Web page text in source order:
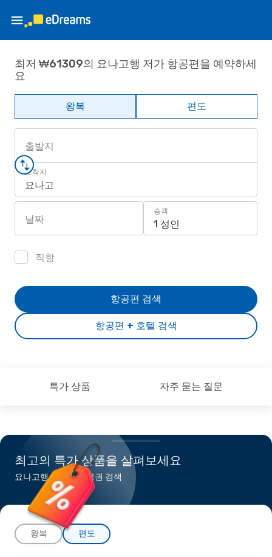
최저 ₩61309의 요나고행 저가 항공편을 예약하세
요
왕복 편도
출발지
도착지
요나고
날짜
승객
1 성인
직항
항공편 + 호텔 검색
항공편 검색
특가 상품 자주 묻는 질문
최고의 특가 상품을 살펴보세요
요나고행 최저가 항공권 검색
왕복 편도